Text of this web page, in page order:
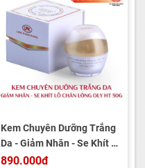
Kem Chuyên Dưỡng Trắng
Da - Giảm Nhăn - Se Khít Lỗ
Chân Lông OLY HT 50g
890.000đ